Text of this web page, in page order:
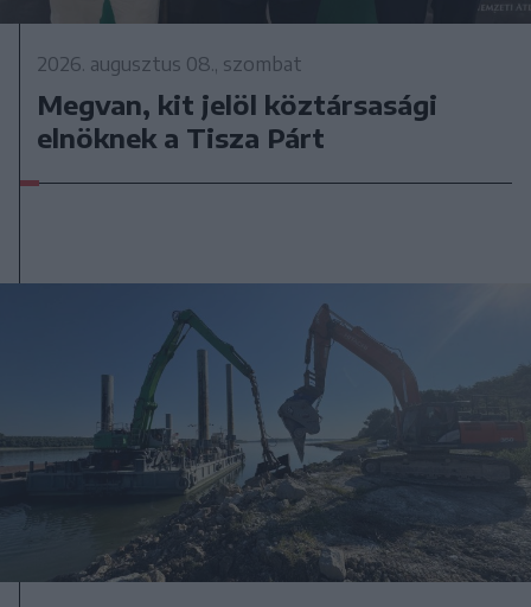
2026. augusztus 08., szombat
Megvan, kit jelöl köztársasági
elnöknek a Tisza Párt